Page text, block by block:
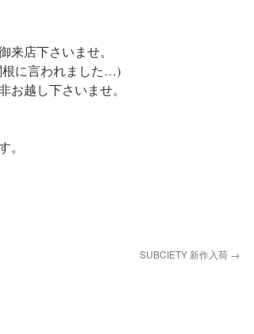
店下さいませ。
根に言われました…)
お越し下さいませ。
。
SUBCIETY 新作入荷 →